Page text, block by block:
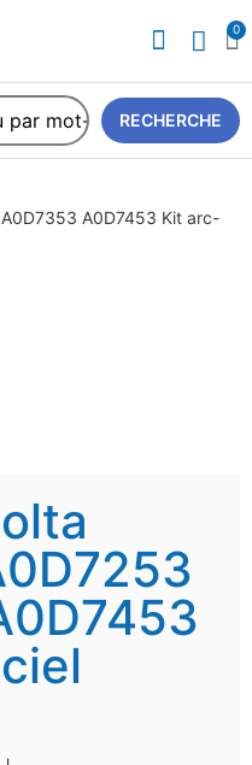
0
RECHERCHE
A0D7453 Kit arc-